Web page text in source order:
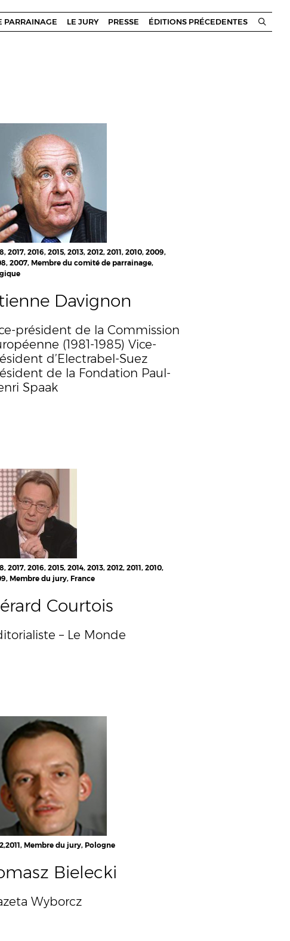
PARRAINAGE LE JURY PRESSE ÉDITIONS PRÉCEDENTES
2017, 2016, 2015, 2013, 2012, 2011, 2010, 2009,
2007, Membre du comité de parrainage,
Davignon
président de la Commission
(1981-1985) Vice-
d’Electrabel-Suez
de la Fondation Paul-
Spaak
2017, 2016, 2015, 2014, 2013, 2012, 2011, 2010,
Membre du jury, France
Courtois
– Le Monde
Membre du jury, Pologne
Bielecki
Wyborcz